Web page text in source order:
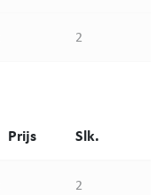
2
Prijs Slk.
2